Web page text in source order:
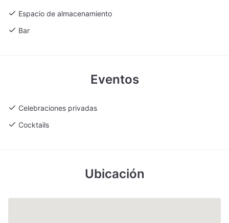
Espacio de almacenamiento
Bar
Eventos
Celebraciones privadas
Cocktails
Ubicación